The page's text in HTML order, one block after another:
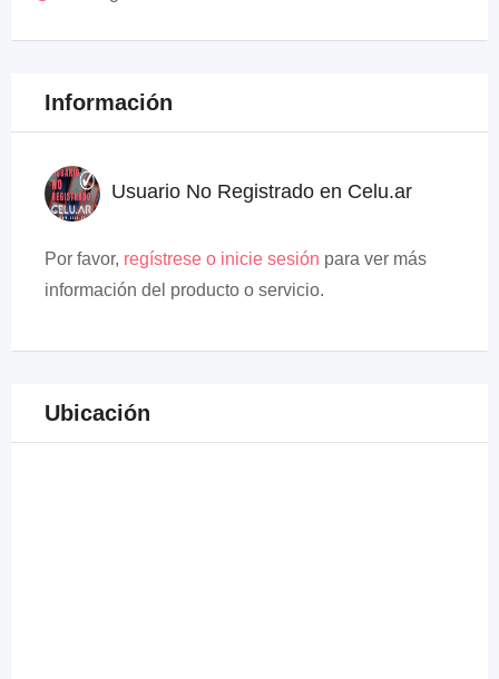
Información
Usuario No Registrado en Celu.ar
Por favor, regístrese o inicie sesión para ver más
información del producto o servicio.
Ubicación